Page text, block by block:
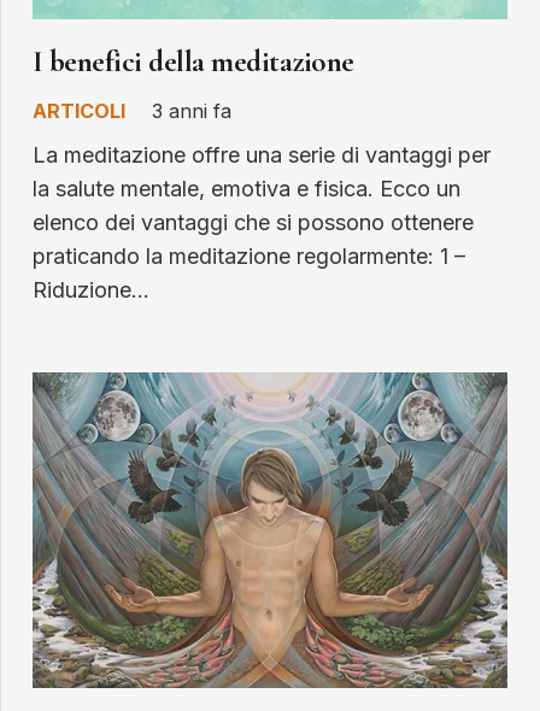
I benefici della meditazione
ARTICOLI 3 anni fa
La meditazione offre una serie di vantaggi per
la salute mentale, emotiva e fisica. Ecco un
elenco dei vantaggi che si possono ottenere
praticando la meditazione regolarmente: 1 –
Riduzione…